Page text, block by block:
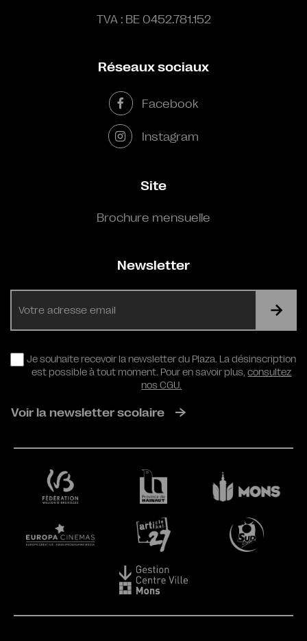
TVA : BE 0452.781.152
Réseaux sociaux
Facebook
Instagram
Site
Brochure mensuelle
Newsletter
RGPD
Je souhaite recevoir la newsletter du Plaza. La désinscription
est possible à tout moment. Pour en savoir plus,consultez
nos CGU.
Voir la newsletter scolaire